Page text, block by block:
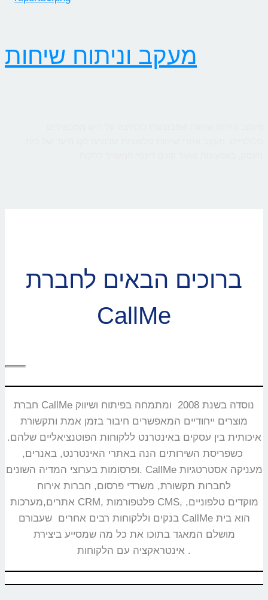
מעקב וניתוח שיחות
ברוכים הבאים לחברת
CallMe
חברת CallMe נוסדה בשנת 2008 ומתמחה בפיתוח ושיווק
מוצרים ייחודיים המאפשרים חיבור בזמן אמת ותקשורת
איכותית בין עסקים באינטרנט ללקוחות הפוטנציאליים שלהם.
כשפריסת השירותים הנה באתרי האינטרנט, באנרים,
ופרסומות בערוצי המדיה השונים. CallMe מעניקה אסטרטגיות
לחברות תקשורת, משרדי פרסום, חברות אירוח
אתרים,מערכות CRM, פלטפורמות CMS, מוקדים טלפוניים,
בנקים וללקוחות רבים אחרים שעבורם CallMe הוא בית
מושלם המאגד בתוכו את כל מה שמסייע ביצירת
אינטראקציה עם הלקוחות.